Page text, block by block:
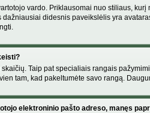
vardo. Priklausomai nuo stiliaus,
dažniausiai didesnis paveikslėlis yra
Taip pat specialiais rangais
tam, kad pakeltumėte savo rangą.
elektroninio pašto adreso, manęs